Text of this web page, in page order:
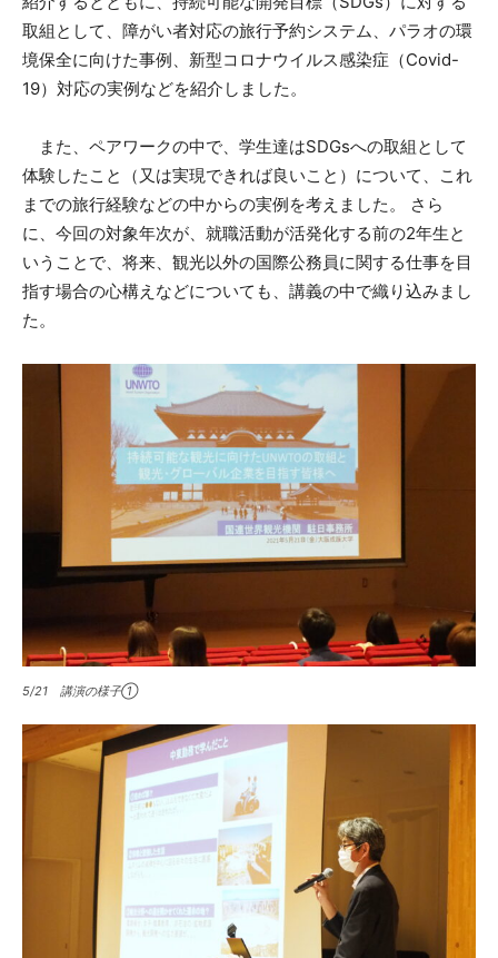
取組として、障がい者対応の旅行予約システム、パラオの環
境保全に向けた事例、新型コロナウイルス感染症（Covid-
19）対応の実例などを紹介しました。
また、ペアワークの中で、学生達はSDGsへの取組として
体験したこと（又は実現できれば良いこと）について、これ
までの旅行経験などの中からの実例を考えました。 さら
に、今回の対象年次が、就職活動が活発化する前の2年生と
いうことで、将来、観光以外の国際公務員に関する仕事を目
指す場合の心構えなどについても、講義の中で織り込みまし
た。
5/21 講演の様子①